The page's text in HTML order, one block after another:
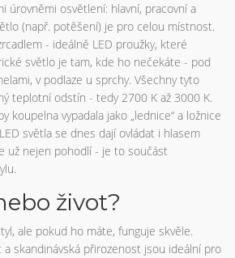
úrovněmi osvětlení: hlavní, pracovní a
(např. potěšení) je pro celou místnost.
- ideálně LED proužky, které
světlo je tam, kde ho nečekáte - pod
v podlaze u sprchy. Všechny tyto
teplotní odstín - tedy 2700 K až 3000 K.
koupelna vypadala jako „lednice“ a ložnice
světla se dnes dají ovládat i hlasem
už nejen pohodlí - je to součást
život?
ale pokud ho máte, funguje skvěle.
a skandinávská přirozenost jsou ideální pro